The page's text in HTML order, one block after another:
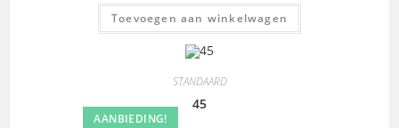
Toevoegen aan winkelwagen
AANBIEDING!
STANDAARD
45